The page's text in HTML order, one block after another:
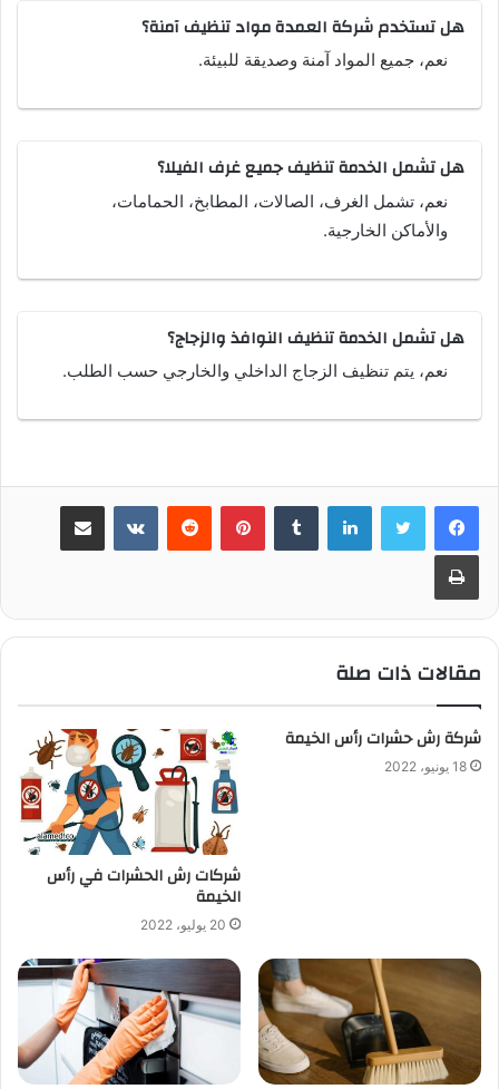
هل تستخدم شركة العمدة مواد تنظيف آمنة؟
نعم، جميع المواد آمنة وصديقة للبيئة.
هل تشمل الخدمة تنظيف جميع غرف الفيلا؟
نعم، تشمل الغرف، الصالات، المطابخ، الحمامات،
والأماكن الخارجية.
هل تشمل الخدمة تنظيف النوافذ والزجاج؟
نعم، يتم تنظيف الزجاج الداخلي والخارجي حسب الطلب.
لينكدإن بينتيريست مشاركة عبر البريد
طباعة
مقالات ذات صلة
شركة رش حشرات رأس الخيمة
18 يونيو، 2022
شركات رش الحشرات في رأس
الخيمة
20 يوليو، 2022